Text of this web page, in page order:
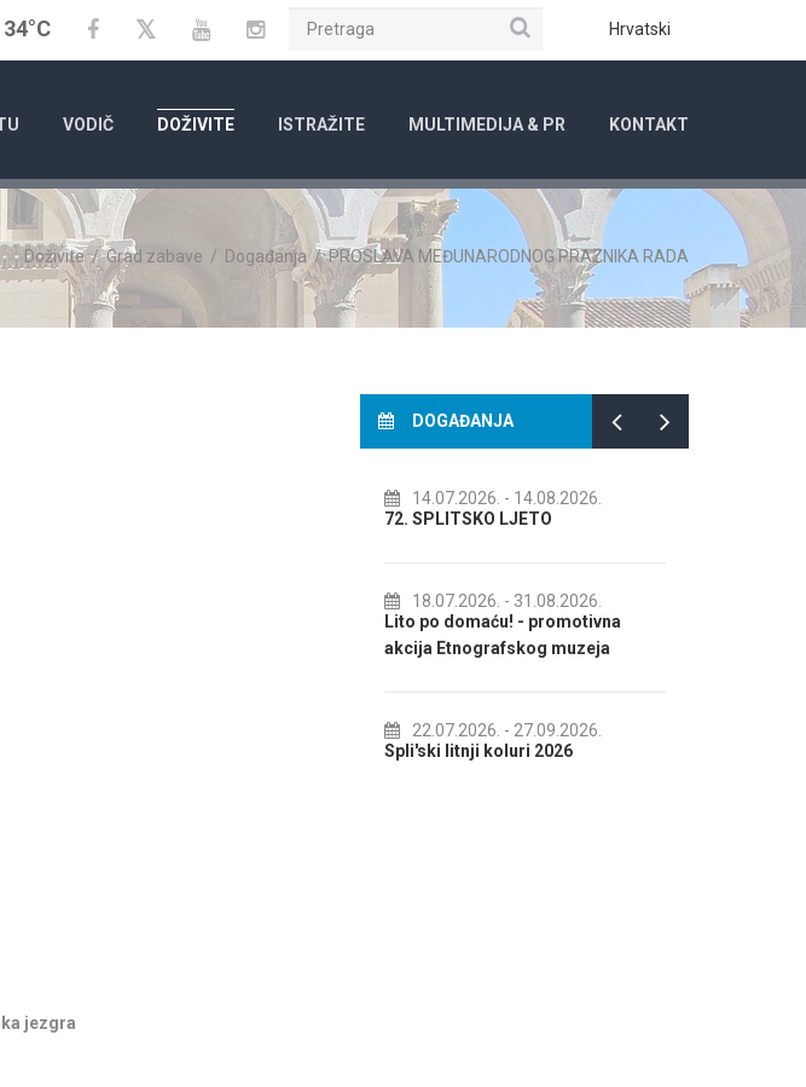
34°C FacebookTwitterYouTubeInstagram Hrvatski
Pretraga
VODIČ DOŽIVITE ISTRAŽITE MULTIMEDIJA & PR KONTAKT
Doživite/Grad zabave / Događanja/PROSLAVA MEĐUNARODNOG PRAZNIKA RADA
jezgra
DOGAĐANJA
- 14.08.2026.
- 31.08.2026.
Lito po domaću! - promotivna
akcija Etnografskog muzeja
- 27.09.2026.
01.08.2026.
Kreativni HUB Prostor - PROGRAM
01.08.2026.
IZLOŽBE U KOLOVOZU 2026.
01.08.2026.
Ljetna događanja u Slatinama